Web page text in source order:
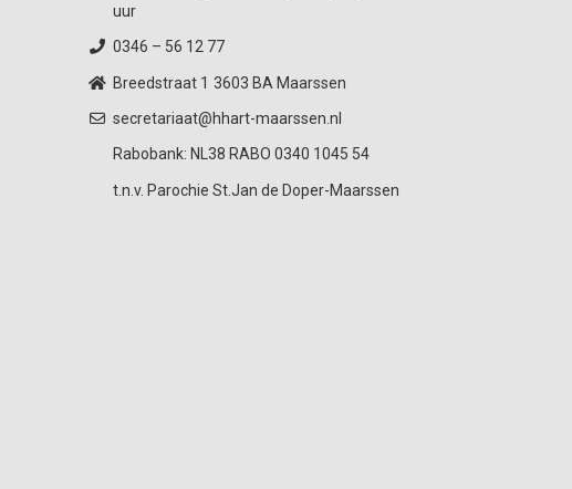
uur
0346 – 56 12 77
Breedstraat 1 3603 BA Maarssen
secretariaat@hhart-maarssen.nl
Rabobank: NL38 RABO 0340 1045 54
t.n.v. Parochie St.Jan de Doper-Maarssen